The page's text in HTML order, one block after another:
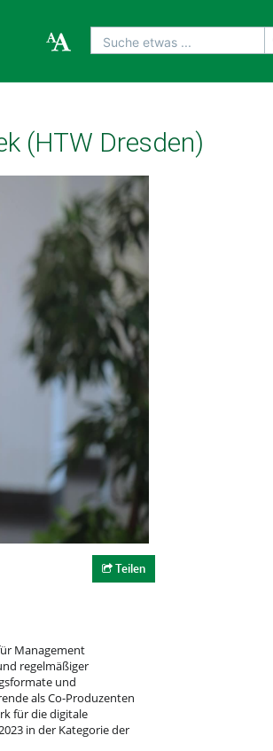
Suche etwas ...
(HTW Dresden)
Teilen
Management
regelmäßiger
und
als Co-Produzenten
für die digitale
in der Kategorie der